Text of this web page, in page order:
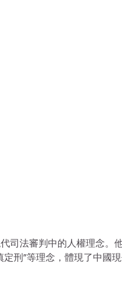
司法審判中的人權理念。
定刑”等理念，體現了中國